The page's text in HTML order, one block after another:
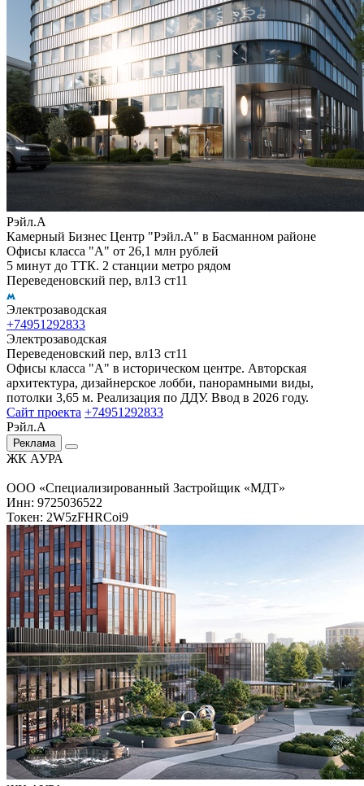
Рэйл.А
Камерный Бизнес Центр "Рэйл.А" в Басманном районе
Офисы класса "А" от 26,1 млн рублей
5 минут до ТТК. 2 станции метро рядом
Переведеновский пер, вл13 ст11
Электрозаводская
+74951292833
Электрозаводская
Переведеновский пер, вл13 ст11
Офисы класса "А" в историческом центре. Авторская
архитектура, дизайнерское лобби, панорамными виды,
потолки 3,65 м. Реализация по ДДУ. Ввод в 2026 году.
Сайт проекта +74951292833
Рэйл.А
Реклама
ЖК АУРА
ООО «Специализированный Застройщик «МДТ»
Инн: 9725036522
Токен: 2W5zFHRCoi9